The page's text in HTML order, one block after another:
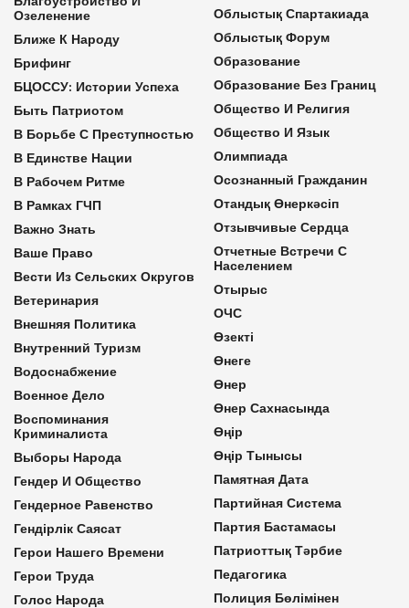
Озеленение
Ближе К Народу
Брифинг
БЦОССУ: Истории Успеха
Быть Патриотом
В Борьбе С Преступностью
В Единстве Нации
В Рабочем Ритме
В Рамках ГЧП
Важно Знать
Ваше Право
Вести Из Сельских Округов
Ветеринария
Внешняя Политика
Внутренний Туризм
Водоснабжение
Военное Дело
Воспоминания
Криминалиста
Выборы Народа
Гендер И Общество
Гендерное Равенство
Гендірлік Саясат
Герои Нашего Времени
Герои Труда
Голос Народа
Облыстық Спартакиада
Облыстық Форум
Образование
Образование Без Границ
Общество И Религия
Общество И Язык
Олимпиада
Осознанный Гражданин
Отандық Өнеркәсіп
Отзывчивые Сердца
Отчетные Встречи С
Населением
Отырыс
ОЧС
Өзекті
Өнеге
Өнер
Өнер Сахнасында
Өңір
Өңір Тынысы
Памятная Дата
Партийная Система
Партия Бастамасы
Патриоттық Тәрбие
Педагогика
Полиция Бөлімінен